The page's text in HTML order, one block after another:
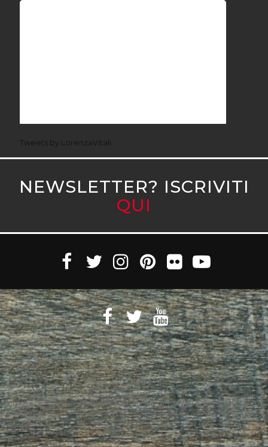
Tweets by LorenzaVitali
NEWSLETTER? ISCRIVITI
QUI
Witaly S.r.l. © 2011-2023 All rights reserved Partita Iva 10890471005 Witaly
è registrata presso il Tribunale di Roma n. 95/2011 del 4/4/2011 – Tutti i diritti
riservati